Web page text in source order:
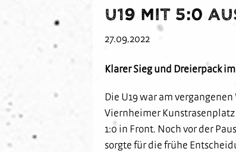
U19 mit 5:0
27.09.2022
Klarer Sieg und Dreierpack
Die U19 war am
Viernheimer
1:0 in Front. Noch vor der
sorgte für die frühe